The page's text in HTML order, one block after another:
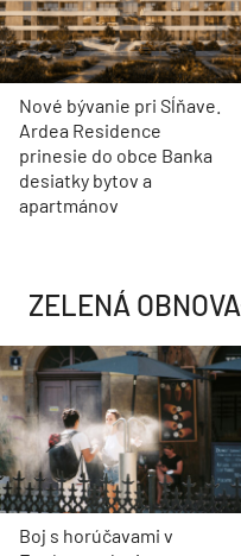
Nové bývanie pri Sĺňave.
Ardea Residence
prinesie do obce Banka
desiatky bytov a
apartmánov
ZELENÁ OBNOVA
Boj s horúčavami v